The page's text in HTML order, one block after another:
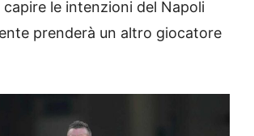
le intenzioni del Napoli
prenderà un altro giocatore